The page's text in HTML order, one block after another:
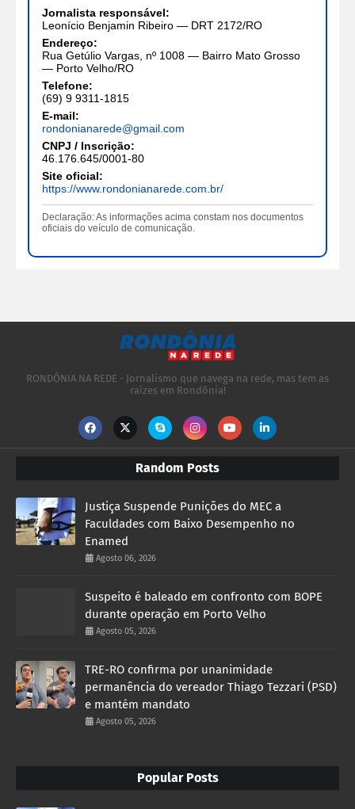
Jornalista responsável:
Leonício Benjamin Ribeiro — DRT 2172/RO
Endereço:
Rua Getúlio Vargas, nº 1008 — Bairro Mato Grosso
— Porto Velho/RO
Telefone:
(69) 9 9311-1815
E-mail:
rondonianarede@gmail.com
CNPJ / Inscrição:
46.176.645/0001-80
Site oficial:
https://www.rondonianarede.com.br/
Declaração: As informações acima constam nos documentos
oficiais do veículo de comunicação.
RONDÔNIA NA REDE - Jornalismo que navega na rede, mas tem as
raízes em Rondônia!
Random Posts
Justiça Suspende Punições do MEC a
Faculdades com Baixo Desempenho no
Enamed
Agosto 06, 2026
Suspeito é baleado em confronto com BOPE
durante operação em Porto Velho
Agosto 05, 2026
TRE-RO confirma por unanimidade
permanência do vereador Thiago Tezzari (PSD)
e mantém mandato
Agosto 05, 2026
Popular Posts